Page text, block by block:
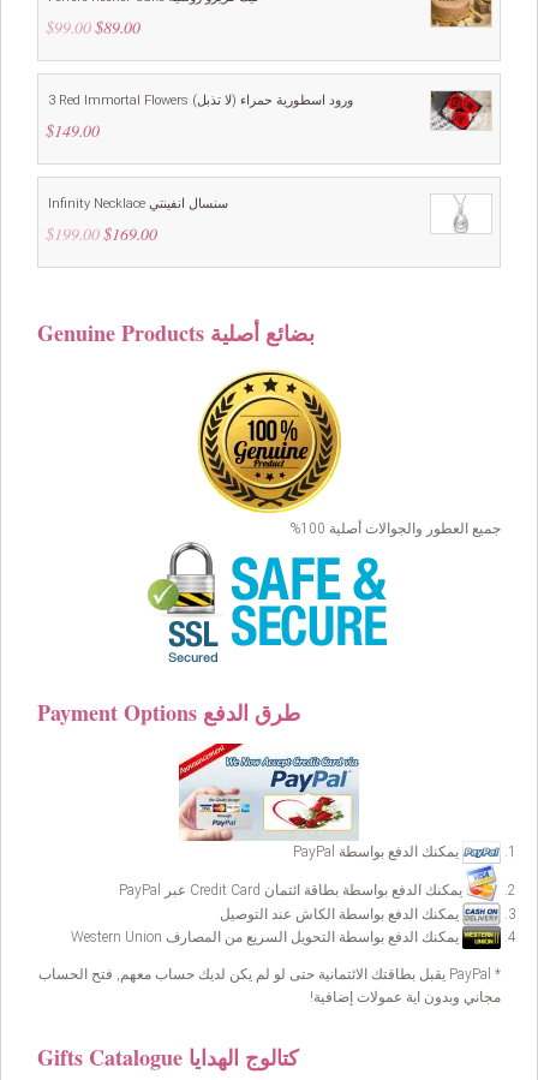
$99.00 Original
was:
$89.00Current
is:
3 Red Immortal Flowers ورود اسطورية حمراء (لا تذبل)
$149.00
Infinity Necklace سنسال انفينتي
$199.00 Original
was:
$169.00Current
is:
Genuine Products بضائع أصلية
جميع العطور والجوالات أصلية 100%
Payment Options طرق الدفع
يمكنك الدفع بواسطة PayPal
يمكنك الدفع بواسطة بطاقة ائتمان Credit Card عبر PayPal
يمكنك الدفع بواسطة الكاش عند التوصيل
يمكنك الدفع بواسطة التحويل السريع من المصارف Western Union
* PayPal يقبل بطاقتك الائتمانية حتى لو لم يكن لديك حساب معهم, فتح الحساب
مجاني وبدون اية عمولات إضافية!
Gifts Catalogue كتالوج الهدايا